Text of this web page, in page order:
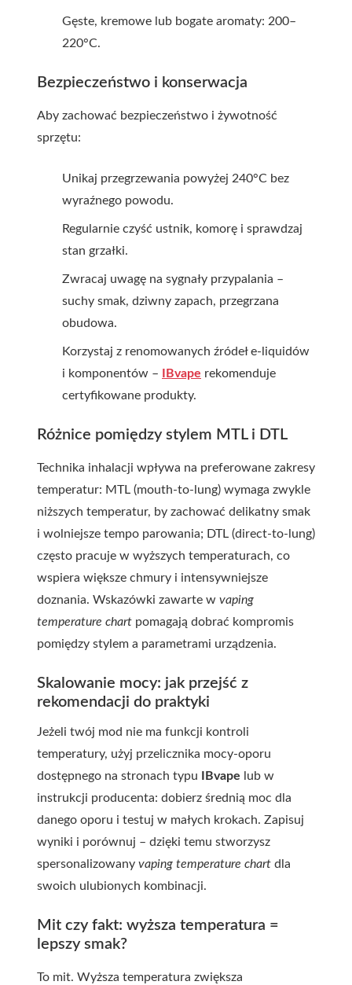
Gęste, kremowe lub bogate aromaty: 200–
220°C.
Bezpieczeństwo i konserwacja
Aby zachować bezpieczeństwo i żywotność
sprzętu:
Unikaj przegrzewania powyżej 240°C bez
wyraźnego powodu.
Regularnie czyść ustnik, komorę i sprawdzaj
stan grzałki.
Zwracaj uwagę na sygnały przypalania –
suchy smak, dziwny zapach, przegrzana
obudowa.
Korzystaj z renomowanych źródeł e-liquidów
i komponentów –
IBvape rekomenduje
certyfikowane produkty.
Różnice pomiędzy stylem MTL i DTL
Technika inhalacji wpływa na preferowane zakresy
temperatur: MTL (mouth-to-lung) wymaga zwykle
niższych temperatur, by zachować delikatny smak
i wolniejsze tempo parowania; DTL (direct-to-lung)
często pracuje w wyższych temperaturach, co
wspiera większe chmury i intensywniejsze
doznania. Wskazówki zawarte w vaping
temperature chart pomagają dobrać kompromis
pomiędzy stylem a parametrami urządzenia.
Skalowanie mocy: jak przejść z
rekomendacji do praktyki
Jeżeli twój mod nie ma funkcji kontroli
temperatury, użyj przelicznika mocy-oporu
dostępnego na stronach typu
IBvape lub w
instrukcji producenta: dobierz średnią moc dla
danego oporu i testuj w małych krokach. Zapisuj
wyniki i porównuj – dzięki temu stworzysz
spersonalizowany vaping temperature chart dla
swoich ulubionych kombinacji.
Mit czy fakt: wyższa temperatura =
lepszy smak?
To mit. Wyższa temperatura zwiększa